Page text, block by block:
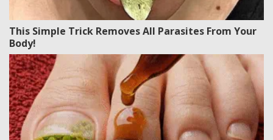
This Simple Trick Removes All Parasites From Your
Body!